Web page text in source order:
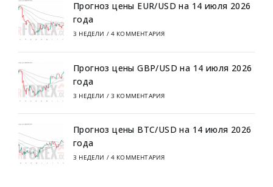
Прогноз цены EUR/USD на 14 июля 2026
года
3 НЕДЕЛИ / 4 КОММЕНТАРИЯ
Прогноз цены GBP/USD на 14 июля 2026
года
3 НЕДЕЛИ / 3 КОММЕНТАРИЯ
Прогноз цены BTC/USD на 14 июля 2026
года
3 НЕДЕЛИ / 4 КОММЕНТАРИЯ